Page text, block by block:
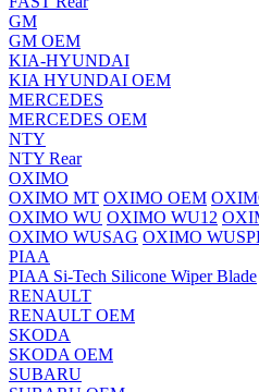
GM
GM OEM
KIA-HYUNDAI
KIA HYUNDAI OEM
MERCEDES
MERCEDES OEM
NTY
NTY Rear
OXIMO
OXIMO MT OXIMO OEM
OXIMO WU OXIMO WU12
OXIMO WUSAG OXIMO
PIAA
PIAA Si-Tech Silicone Wiper Blade
RENAULT
RENAULT OEM
SKODA
SKODA OEM
SUBARU